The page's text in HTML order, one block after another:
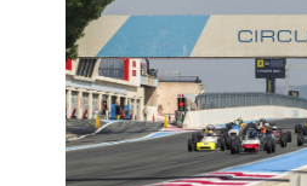
MONTAGNE
EVÈNEMENTS
CALENDRIER
FOCUS